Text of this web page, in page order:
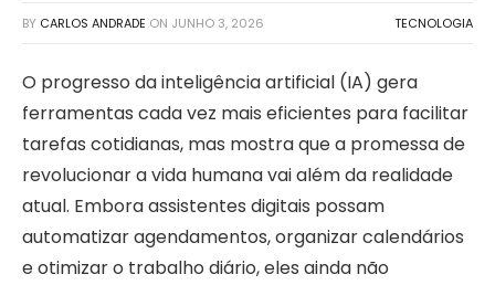
BY CARLOS ANDRADE ON JUNHO 3, 2026 TECNOLOGIA
O progresso da inteligência artificial (IA) gera
ferramentas cada vez mais eficientes para facilitar
tarefas cotidianas, mas mostra que a promessa de
revolucionar a vida humana vai além da realidade
atual. Embora assistentes digitais possam
automatizar agendamentos, organizar calendários
e otimizar o trabalho diário, eles ainda não